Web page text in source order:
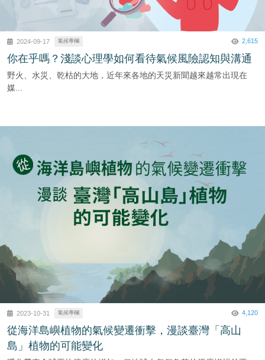
2024-09-17 氣候專欄 2,615
你在乎嗎？淺談心理學如何看待氣候風險認知與溝通
野火、水災、乾枯的大地，近年來各地的天災新聞越來越常出現在
媒...
2023-10-31 氣候專欄 4,120
從海洋島嶼植物的氣候變遷衝擊，漫談臺灣「高山
島」植物的可能變化